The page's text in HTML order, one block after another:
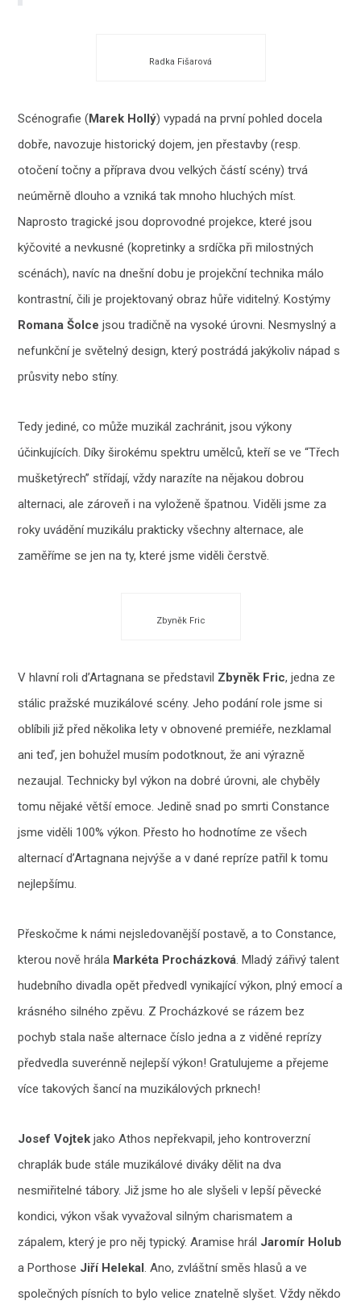
Radka Fišarová
Scénografie (Marek Hollý) vypadá na první pohled docela
dobře, navozuje historický dojem, jen přestavby (resp.
otočení točny a příprava dvou velkých částí scény) trvá
neúměrně dlouho a vzniká tak mnoho hluchých míst.
Naprosto tragické jsou doprovodné projekce, které jsou
kýčovité a nevkusné (kopretinky a srdíčka při milostných
scénách), navíc na dnešní dobu je projekční technika málo
kontrastní, čili je projektovaný obraz hůře viditelný. Kostýmy
Romana Šolce jsou tradičně na vysoké úrovni. Nesmyslný a
nefunkční je světelný design, který postrádá jakýkoliv nápad s
průsvity nebo stíny.
Tedy jediné, co může muzikál zachránit, jsou výkony
účinkujících. Díky širokému spektru umělců, kteří se ve “Třech
mušketýrech” střídají, vždy narazíte na nějakou dobrou
alternaci, ale zároveň i na vyloženě špatnou. Viděli jsme za
roky uvádění muzikálu prakticky všechny alternace, ale
zaměříme se jen na ty, které jsme viděli čerstvě.
Zbyněk Fric
V hlavní roli d’Artagnana se představil Zbyněk Fric, jedna ze
stálic pražské muzikálové scény. Jeho podání role jsme si
oblíbili již před několika lety v obnovené premiéře, nezklamal
ani teď, jen bohužel musím podotknout, že ani výrazně
nezaujal. Technicky byl výkon na dobré úrovni, ale chyběly
tomu nějaké větší emoce. Jedině snad po smrti Constance
jsme viděli 100% výkon. Přesto ho hodnotíme ze všech
alternací d’Artagnana nejvýše a v dané repríze patřil k tomu
nejlepšímu.
Přeskočme k námi nejsledovanější postavě, a to Constance,
kterou nově hrála Markéta Procházková. Mladý zářivý talent
hudebního divadla opět předvedl vynikající výkon, plný emocí a
krásného silného zpěvu. Z Procházkové se rázem bez
pochyb stala naše alternace číslo jedna a z viděné reprízy
předvedla suverénně nejlepší výkon! Gratulujeme a přejeme
více takových šancí na muzikálových prknech!
Josef Vojtekjako Athos nepřekvapil, jeho kontroverzní
chraplák bude stále muzikálové diváky dělit na dva
nesmiřitelné tábory. Již jsme ho ale slyšeli v lepší pěvecké
kondici, výkon však vyvažoval silným charismatem a
zápalem, který je pro něj typický. Aramise hrál Jaromír Holub
a Porthose Jiří Helekal. Ano, zvláštní směs hlasů a ve
společných písních to bylo velice znatelně slyšet. Vždy někdo